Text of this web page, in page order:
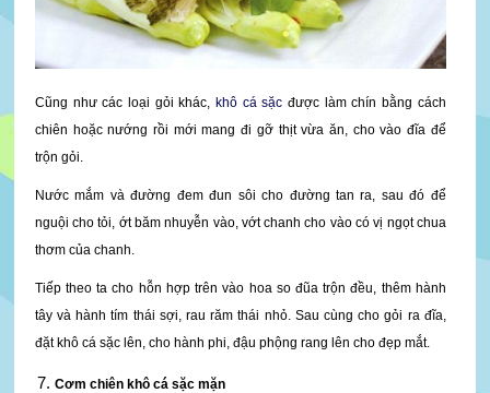
Cũng như các loại gỏi khác, khô cá sặc được làm chín bằng cách
chiên hoặc nướng rồi mới mang đi gỡ thịt vừa ăn, cho vào đĩa để
trộn gỏi.
Nước mắm và đường đem đun sôi cho đường tan ra, sau đó để
nguội cho tỏi, ớt băm nhuyễn vào, vớt chanh cho vào có vị ngọt chua
thơm của chanh.
Tiếp theo ta cho hỗn hợp trên vào hoa so đũa trộn đều, thêm hành
tây và hành tím thái sợi, rau răm thái nhỏ. Sau cùng cho gỏi ra đĩa,
đặt khô cá sặc lên, cho hành phi, đậu phộng rang lên cho đẹp mắt.
Cơm chiên khô cá sặc mặn